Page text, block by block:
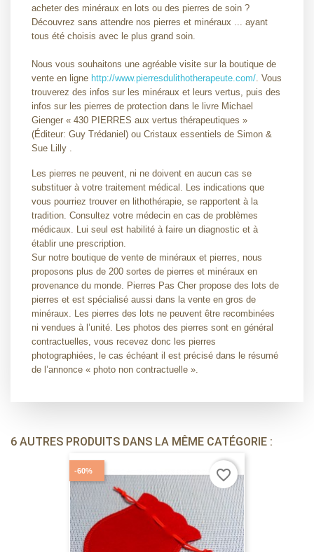
acheter des minéraux en lots ou des pierres de soin ?
Découvrez sans attendre nos pierres et minéraux ... ayant
tous été choisis avec le plus grand soin.
Nous vous souhaitons une agréable visite sur la boutique de
vente en ligne http://www.pierresdulithotherapeute.com/. Vous
trouverez des infos sur les minéraux et leurs vertus, puis des
infos sur les pierres de protection dans le livre Michael
Gienger « 430 PIERRES aux vertus thérapeutiques »
(Éditeur: Guy Trédaniel) ou Cristaux essentiels de Simon &
Sue Lilly .
Les pierres ne peuvent, ni ne doivent en aucun cas se
substituer à votre traitement médical. Les indications que
vous pourriez trouver en lithothérapie, se rapportent à la
tradition. Consultez votre médecin en cas de problèmes
médicaux. Lui seul est habilité à faire un diagnostic et à
établir une prescription.
Sur notre boutique de vente de minéraux et pierres, nous
proposons plus de 200 sortes de pierres et minéraux en
provenance du monde. Pierres Pas Cher propose des lots de
pierres et est spécialisé aussi dans la vente en gros de
minéraux. Les pierres des lots ne peuvent être recombinées
ni vendues à l’unité. Les photos des pierres sont en général
contractuelles, vous recevez donc les pierres
photographiées, le cas échéant il est précisé dans le résumé
de l’annonce « photo non contractuelle ».
6 AUTRES PRODUITS DANS LA MÊME CATÉGORIE :
-60% favorite_border